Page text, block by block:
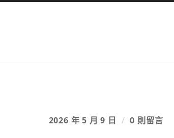
2026 年 5 月 9 日 / 0 則留言